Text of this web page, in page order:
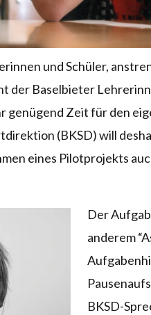
und Schüler,
der Baselbieter
genügend Zeit für den
(BKSD) will
eines Pilotprojekts
Der
anderem
BKSD-